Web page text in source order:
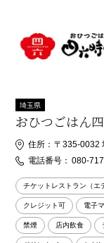
埼玉県
おひつごはん
住所： 〒335-0032
電話番号： 080-
チケットレストラン（エ
クレジット可 電子
禁煙 店内飲食